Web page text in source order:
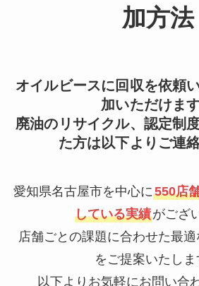
加方法
オイルビースに回収を依頼
加いただけます
廃油のリサイクル、認定制
た方は以下よりご連
愛知県名古屋市を中心に550店
している実績がござ
店舗ごとの課題に合わせた最
をご提案いたしま
以下よりお気軽にお問い合